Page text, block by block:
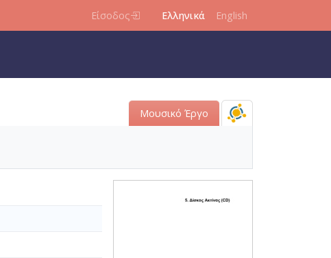
Είσοδος Ελληνικά English
Μουσικό Έργο